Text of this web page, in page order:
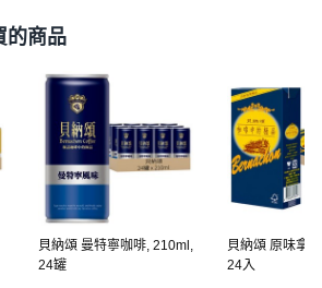
的商品
貝納頌 曼特寧咖啡, 210ml,
24罐
貝納頌 原味拿
24入